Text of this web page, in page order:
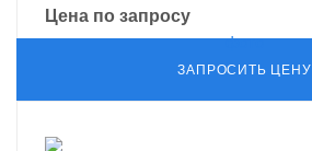
Цена по запросу
ЗАПРОСИТЬ ЦЕНУ